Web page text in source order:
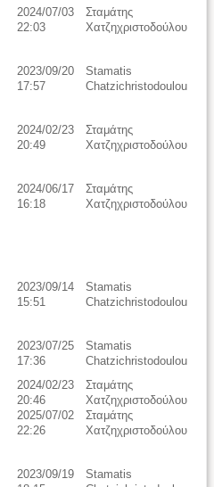
2024/07/03
22:03
Σταμάτης
Χατζηχριστοδούλου
2023/09/20
17:57
Stamatis
Chatzichristodoulou
2024/02/23
20:49
Σταμάτης
Χατζηχριστοδούλου
2024/06/17
16:18
Σταμάτης
Χατζηχριστοδούλου
2023/09/14
15:51
Stamatis
Chatzichristodoulou
2023/07/25
17:36
Stamatis
Chatzichristodoulou
2024/02/23
20:46
Σταμάτης
Χατζηχριστοδούλου
2025/07/02
22:26
Σταμάτης
Χατζηχριστοδούλου
2023/09/19
Stamatis